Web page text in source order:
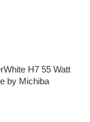
H7 55 Watt
by Michiba